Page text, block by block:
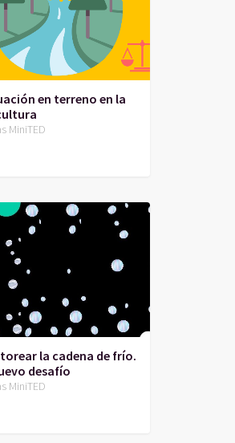
en terreno en la
MiniTED
la cadena de frío.
desafío
MiniTED